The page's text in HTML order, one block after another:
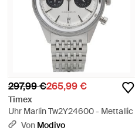
297,99 €265,99 €
Timex
Uhr Marlin Tw2Y24600 - Mettallic
Von Modivo